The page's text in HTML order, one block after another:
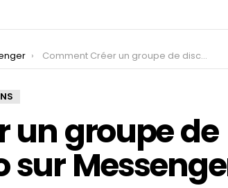
Comment Créer un groupe de discussion vidéo sur Messenger ?
un groupe de